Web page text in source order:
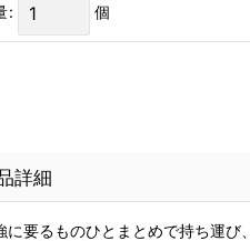
: 個
詳細
に要るものひとまとめで持ち運び